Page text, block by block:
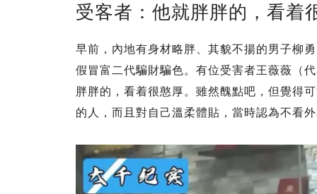
受客者：他就胖胖的，看着
早前，內地有身材略胖、其貌不揚的男子柳
假冒富二代騙財騙色。有位受害者王薇薇（
胖胖的，看着很憨厚。雖然醜點吧，但覺得
的人，而且對自己溫柔體貼，當時認為不看